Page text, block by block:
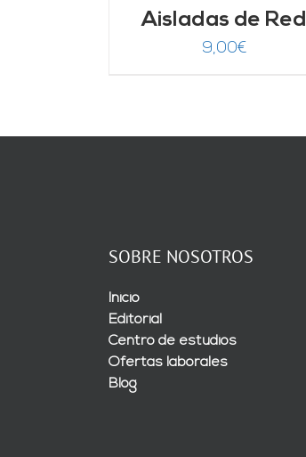
Aisladas de Red
9,00€
SOBRE NOSOTROS
Inicio
Editorial
Centro de estudios
Ofertas laborales
Blog